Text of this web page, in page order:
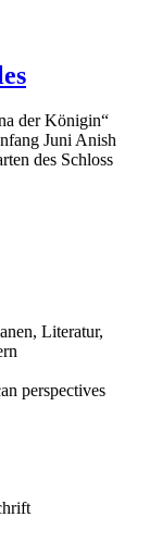
der Königin“
Juni Anish
des Schloss
Literatur,
perspectives